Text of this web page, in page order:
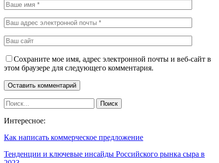
Сохраните мое имя, адрес электронной почты и веб-сайт в
этом браузере для следующего комментария.
Интересное:
Как написать коммерческое предложение
Тенденции и ключевые инсайды Российского рынка сыра в